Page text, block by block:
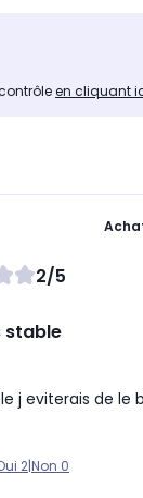
en cliquant
2/5
stable
j eviterais de le
2|Non 0